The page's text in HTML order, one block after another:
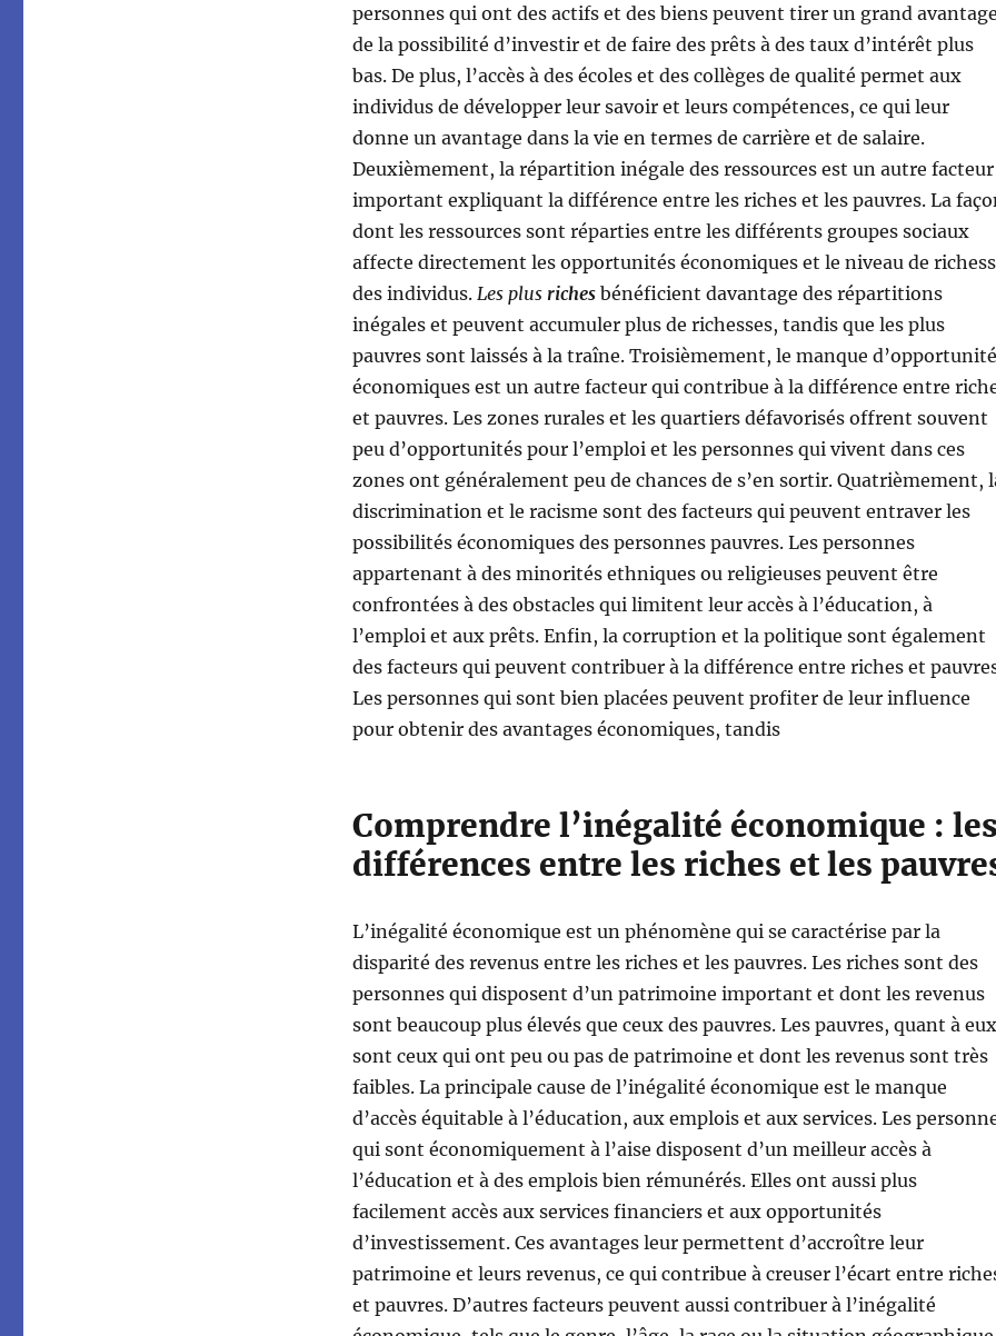
personnes qui ont des actifs et des biens peuvent tirer un grand avantage
de la possibilité d’investir et de faire des prêts à des taux d’intérêt plus
bas. De plus, l’accès à des écoles et des collèges de qualité permet aux
individus de développer leur savoir et leurs compétences, ce qui leur
donne un avantage dans la vie en termes de carrière et de salaire.
Deuxièmement, la répartition inégale des ressources est un autre facteur
important expliquant la différence entre les riches et les pauvres. La
dont les ressources sont réparties entre les différents groupes sociaux
affecte directement les opportunités économiques et le niveau de
des individus. Les plus riches bénéficient davantage des répartitions
inégales et peuvent accumuler plus de richesses, tandis que les plus
pauvres sont laissés à la traîne. Troisièmement, le manque
économiques est un autre facteur qui contribue à la différence entre
et pauvres. Les zones rurales et les quartiers défavorisés offrent souvent
peu d’opportunités pour l’emploi et les personnes qui vivent dans ces
zones ont généralement peu de chances de s’en sortir. Quatrièmement,
discrimination et le racisme sont des facteurs qui peuvent entraver les
possibilités économiques des personnes pauvres. Les personnes
appartenant à des minorités ethniques ou religieuses peuvent être
confrontées à des obstacles qui limitent leur accès à l’éducation, à
l’emploi et aux prêts. Enfin, la corruption et la politique sont également
des facteurs qui peuvent contribuer à la différence entre riches et
Les personnes qui sont bien placées peuvent profiter de leur influence
pour obtenir des avantages économiques, tandis
Comprendre l’inégalité économique : les
différences entre les riches et les
L’inégalité économique est un phénomène qui se caractérise par la
disparité des revenus entre les riches et les pauvres. Les riches sont des
personnes qui disposent d’un patrimoine important et dont les revenus
sont beaucoup plus élevés que ceux des pauvres. Les pauvres, quant à
sont ceux qui ont peu ou pas de patrimoine et dont les revenus sont très
faibles. La principale cause de l’inégalité économique est le manque
d’accès équitable à l’éducation, aux emplois et aux services. Les
qui sont économiquement à l’aise disposent d’un meilleur accès à
l’éducation et à des emplois bien rémunérés. Elles ont aussi plus
facilement accès aux services financiers et aux opportunités
d’investissement. Ces avantages leur permettent d’accroître leur
patrimoine et leurs revenus, ce qui contribue à creuser l’écart entre
et pauvres. D’autres facteurs peuvent aussi contribuer à l’inégalité